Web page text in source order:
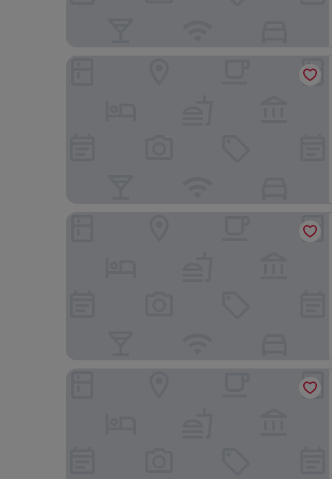
Nostalgia S Hotel (Hangzhou West Lake Intime）